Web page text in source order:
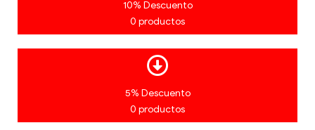
10% Descuento
0 productos
5% Descuento
0 productos